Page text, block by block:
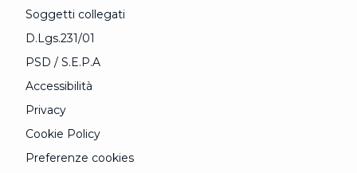
Soggetti collegati
D.Lgs.231/01
PSD / S.E.P.A
Accessibilità
Privacy
Cookie Policy
Preferenze cookies